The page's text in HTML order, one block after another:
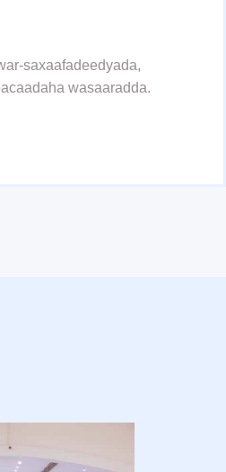
saxaafadeedyada,
wasaaradda.